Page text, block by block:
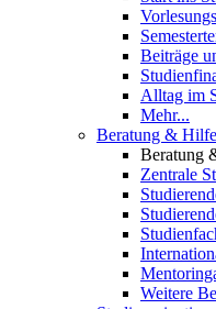
Beiträge
Alltag im
Mehr...
Beratung & Hilfe
Beratung
Zentrale
Weitere